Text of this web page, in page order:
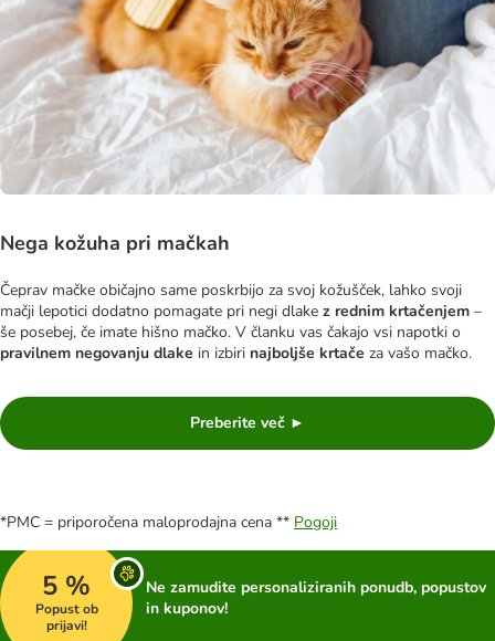
Nega kožuha pri mačkah
Čeprav mačke običajno same poskrbijo za svoj kožušček, lahko svoji
mačji lepotici dodatno pomagate pri negi dlake z rednim krtačenjem –
še posebej, če imate hišno mačko. V članku vas čakajo vsi napotki o
pravilnem negovanju dlake in izbiri najboljše krtače za vašo mačko.
Preberite več ►
*PMC = priporočena maloprodajna cena ** Pogoji
5 %
Popust ob
prijavi!
Ne zamudite personaliziranih ponudb, popustov
in kuponov!